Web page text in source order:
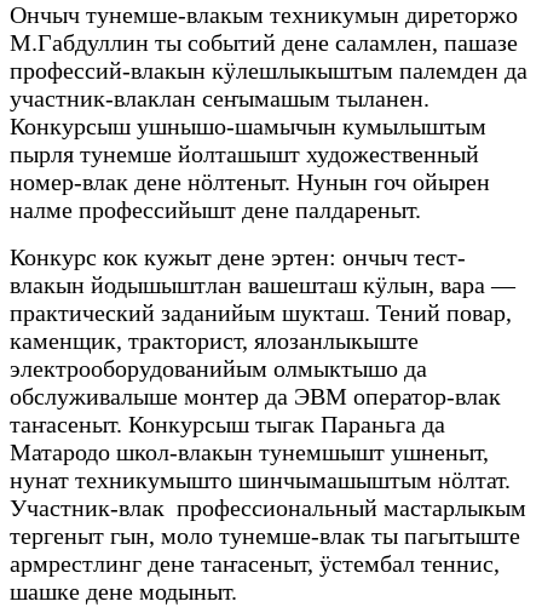
Ончыч тунемше-влакым техникумын диреторжо
М.Габдуллин ты событий дене саламлен, пашазе
профессий-влакын кӱлешлыкыштым палемден да
участник-влаклан сеҥымашым тыланен.
Конкурсыш ушнышо-шамычын кумылыштым
пырля тунемше йолташышт художественный
номер-влак дене нӧлтеныт. Нунын гоч ойырен
налме профессийышт дене палдареныт.
Конкурс кок кужыт дене эртен: ончыч тест-
влакын йодышыштлан вашешташ кӱлын, вара —
практический заданийым шукташ. Тений повар,
каменщик, тракторист, ялозанлыкыште
электрооборудованийым олмыктышо да
обслуживалыше монтер да ЭВМ оператор-влак
таҥасеныт. Конкурсыш тыгак Параньга да
Матародо школ-влакын тунемшышт ушненыт,
нунат техникумышто шинчымашыштым нӧлтат.
Участник-влак профессиональный мастарлыкым
тергеныт гын, моло тунемше-влак ты пагытыште
армрестлинг дене таҥасеныт, ӱстембал теннис,
шашке дене модыныт.